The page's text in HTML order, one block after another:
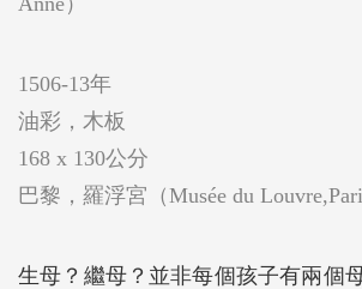
1506-13年
油彩，木板
168 x 130公分
巴黎，羅浮宮（Musée du
生母？繼母？並非每個孩子有兩個